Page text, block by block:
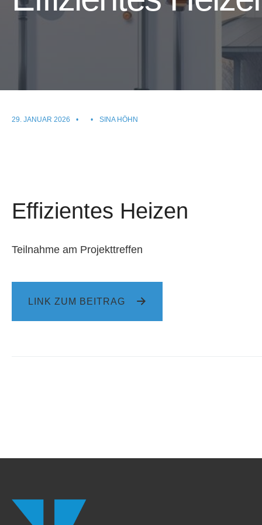
29. JANUAR 2026 • • SINA HÖHN
Effizientes Heizen
Teilnahme am Projekttreffen
LINK ZUM BEITRAG